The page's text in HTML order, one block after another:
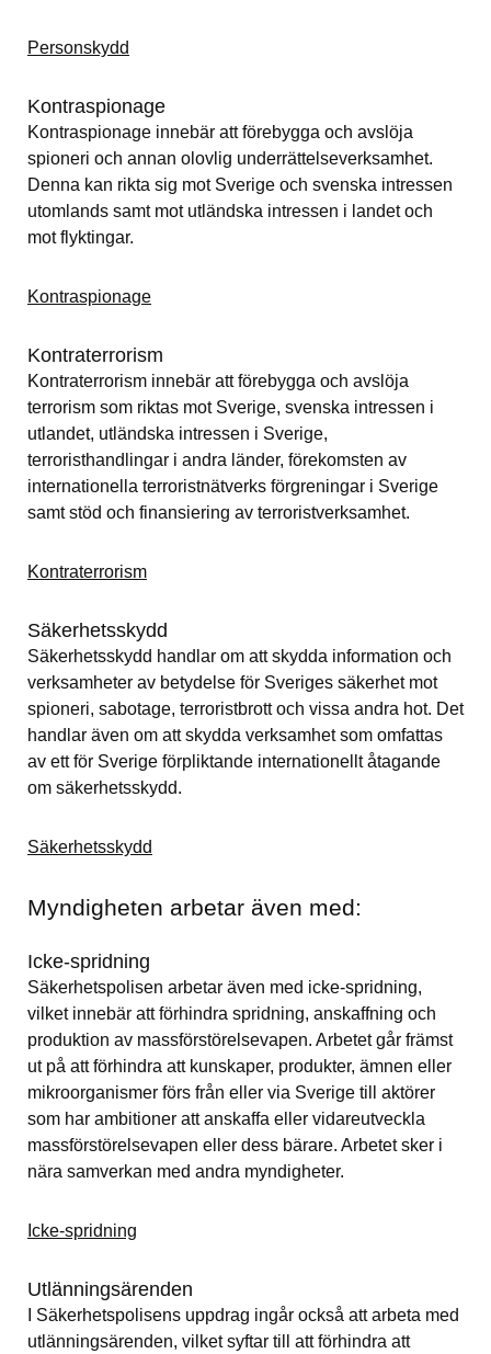
Personskydd
Kontraspionage
Kontraspionage innebär att förebygga och avslöja
spioneri och annan olovlig underrättelseverksamhet.
Denna kan rikta sig mot Sverige och svenska intressen
utomlands samt mot utländska intressen i landet och
mot flyktingar.
Kontraspionage
Kontraterrorism
Kontraterrorism innebär att förebygga och avslöja
terrorism som riktas mot Sverige, svenska intressen i
utlandet, utländska intressen i Sverige,
terroristhandlingar i andra länder, förekomsten av
internationella terroristnätverks förgreningar i Sverige
samt stöd och finansiering av terroristverksamhet.
Kontraterrorism
Säkerhetsskydd
Säkerhetsskydd handlar om att skydda information och
verksamheter av betydelse för Sveriges säkerhet mot
spioneri, sabotage, terroristbrott och vissa andra hot. Det
handlar även om att skydda verksamhet som omfattas
av ett för Sverige förpliktande internationellt åtagande
om säkerhetsskydd.
Säkerhetsskydd
Myndigheten arbetar även med:
Icke-spridning
Säkerhetspolisen arbetar även med icke-spridning,
vilket innebär att förhindra spridning, anskaffning och
produktion av massförstörelsevapen. Arbetet går främst
ut på att förhindra att kunskaper, produkter, ämnen eller
mikroorganismer förs från eller via Sverige till aktörer
som har ambitioner att anskaffa eller vidareutveckla
massförstörelsevapen eller dess bärare. Arbetet sker i
nära samverkan med andra myndigheter.
Icke-spridning
Utlänningsärenden
I Säkerhetspolisens uppdrag ingår också att arbeta med
utlänningsärenden, vilket syftar till att förhindra att